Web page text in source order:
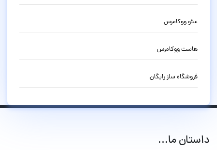
سئو ووکامرس
هاست ووکامرس
فروشگاه ساز رایگان
داستان ما...